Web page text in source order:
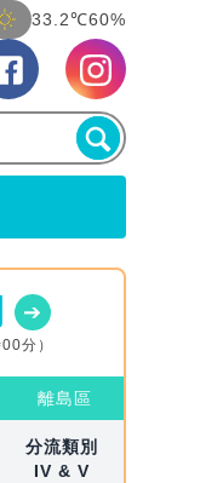
33.2℃60%
分）
離島區
分流類別
IV & V